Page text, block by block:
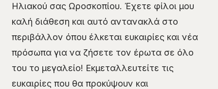
Ηλιακού σας Ωροσκοπίου. Έχετε φίλοι μου
καλή διάθεση και αυτό αντανακλά στο
περιβάλλον όπου έλκεται ευκαιρίες και νέα
πρόσωπα για να ζήσετε τον έρωτα σε όλο
του το μεγαλείο! Εκμεταλλευτείτε τις
ευκαιρίες που θα προκύψουν και